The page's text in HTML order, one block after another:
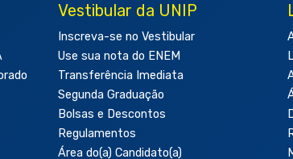
Vestibular da UNIP
Inscreva-se no Vestibular
Use sua nota do ENEM
Transferência Imediata
Segunda Graduação
Bolsas e Descontos
Regulamentos
Área do(a) Candidato(a)